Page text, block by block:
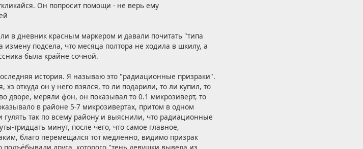
Он попросит помощи - не верь ему
в дневник красным маркером и давали почитать "типа
измену подсела, что месяца полтора не ходила в шкилу, а
была крайне сочной.
история. Я называю это "радиационные призраки".
хз откуда он у него взялся, то ли подарили, то ли купил, то
дворе, меряли фон, он показывал то 0.1 микрозиверт, то
в районе 5-7 микрозивертах, притом в одном
так по всему району и выяснили, что радиационные
тридцать минут, после чего, что самое главное,
благо перемещался тот медленно, видимо призрак